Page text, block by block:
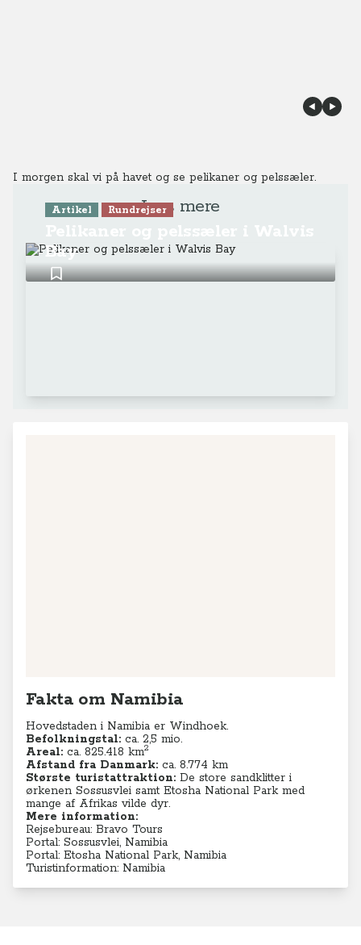
I morgen skal vi på havet og se pelikaner og pelssæler.
Læs mere
Artikel Rundrejser
Bay
Fakta om Namibia
Hovedstaden i Namibia er Windhoek.
Befolkningstal: ca. 2,5 mio.
Areal: ca. 825.418 km2
Afstand fra Danmark: ca. 8.774 km
Største turistattraktion: De store sandklitter i
ørkenen Sossusvlei samt Etosha National Park med
mange af Afrikas vilde dyr.
Mere information:
Rejsebureau: Bravo Tours
Portal: Sossusvlei, Namibia
Portal: Etosha National Park, Namibia
Turistinformation: Namibia